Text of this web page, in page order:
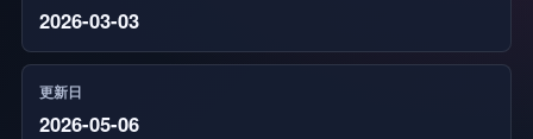
2026-03-03
更新日
2026-05-06